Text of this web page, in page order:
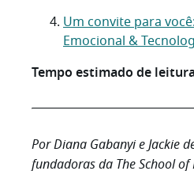
Um convite para
Emocional &
Tempo estimado de
Por Diana Gabanyi e Jackie
fundadoras da The School of